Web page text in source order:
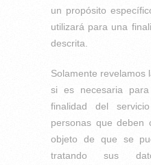
un propósito
utilizará para una
descrita.
Solamente revelamos
si es necesaria
finalidad del
personas que deben
objeto de que se
tratando sus